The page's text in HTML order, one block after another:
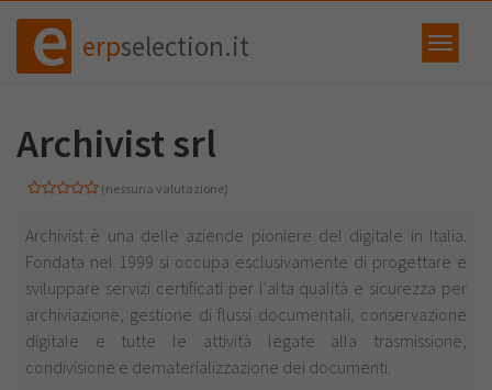
erpselection.it
Archivist srl
(nessuna valutazione)
Archivist è una delle aziende pioniere del digitale in Italia.
Fondata nel 1999 si occupa esclusivamente di progettare e
sviluppare servizi certificati per l'alta qualità e sicurezza per
archiviazione, gestione di flussi documentali, conservazione
digitale e tutte le attività legate alla trasmissione,
condivisione e dematerializzazione dei documenti.